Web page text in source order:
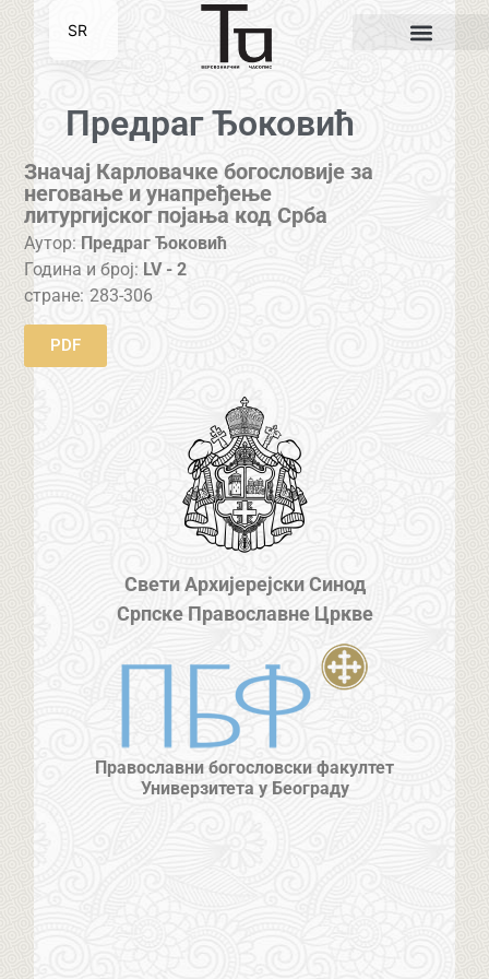
Предраг Ђоковић
Значај Карловачке богословије за
неговање и унапређење
литургијског појања код Срба
Аутор: Предраг Ђоковић
Година и број: LV - 2
стране: 283-306
PDF
Свети Архијерејски Синод
Српске Православне Цркве
Православни богословски факултет
Универзитета у Београду
SR
EN